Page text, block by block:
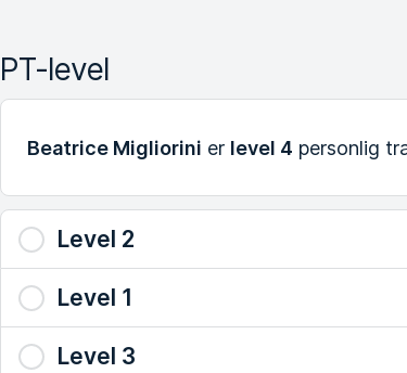
PT-level
Beatrice Migliorini er level 4 personlig
Level 2
Level 1
Level 3